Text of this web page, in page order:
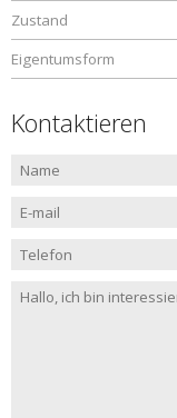
Zustand
Eigentumsform
Kontaktieren